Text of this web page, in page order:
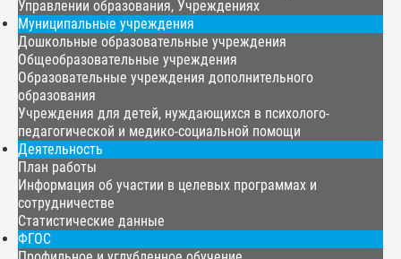
Управлении образования, Учреждениях
Муниципальные учреждения
Дошкольные образовательные учреждения
Общеобразовательные учреждения
Образовательные учреждения дополнительного
образования
Учреждения для детей, нуждающихся в психолого-
педагогической и медико-социальной помощи
Деятельность
План работы
Информация об участии в целевых программах и
сотрудничестве
Статистические данные
ФГОС